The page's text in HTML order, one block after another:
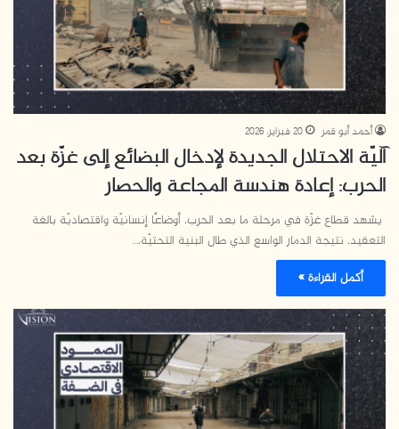
أحمد أبو قمر 20 فبراير، 2026
آليّة الاحتلال الجديدة لإدخال البضائع إلى غزّة بعد
الحرب: إعادة هندسة المجاعة والحصار
يشهد قطاع غزّة في مرحلة ما بعد الحرب، أوضاعًا إنسانيّة واقتصاديّة بالغة
التعقيد، نتيجة الدمار الواسع الذي طال البنية التحتيّة،…
أكمل القراءة »